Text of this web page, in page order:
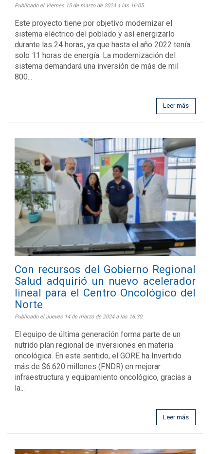
Publicado el Viernes 15 de marzo de 2024 a las 16:05.
Este proyecto tiene por objetivo modernizar el
sistema eléctrico del poblado y así energizarlo
durante las 24 horas, ya que hasta el año 2022 tenía
solo 11 horas de energía. La modernización del
sistema demandará una inversión de más de mil
800...
Leer más
Con recursos del Gobierno Regional
Salud adquirió un nuevo acelerador
lineal para el Centro Oncológico del
Norte
Publicado el Jueves 14 de marzo de 2024 a las 16:30.
El equipo de última generación forma parte de un
nutrido plan regional de inversiones en materia
oncológica. En este sentido, el GORE ha Invertido
más de $6.620 millones (FNDR) en mejorar
infraestructura y equipamiento oncológico, gracias a
la...
Leer más